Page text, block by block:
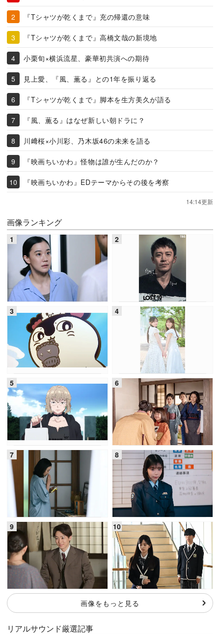
『Tシャツが乾くまで』充の帰還の意味
『Tシャツが乾くまで』高橋文哉の新境地
小栗旬×横浜流星、豪華初共演への期待
見上愛、『風、薫る』との1年を振り返る
『Tシャツが乾くまで』脚本を生方美久が語る
『風、薫る』はなぜ新しい朝ドラに？
川﨑桜×小川彩、乃木坂46の未来を語る
『映画ちいかわ』怪物は誰が生んだのか？
『映画ちいかわ』EDテーマからその後を考察
14:14更新
画像ランキング
画像をもっと見る
リアルサウンド厳選記事